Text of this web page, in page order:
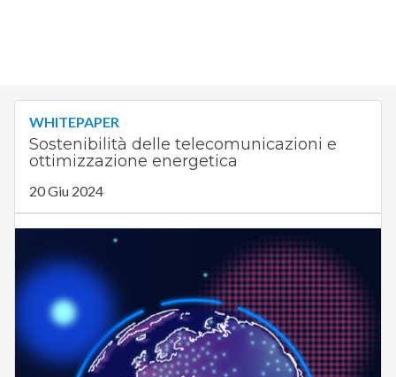
WHITEPAPER
Sostenibilità delle telecomunicazioni e
ottimizzazione energetica
20 Giu 2024